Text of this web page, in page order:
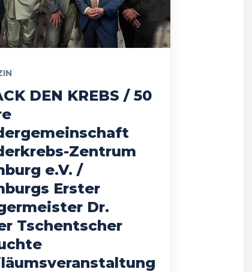
DEN KREBS / 50
Zentrum
e.V. /
Erster
Dr.
Tschentscher